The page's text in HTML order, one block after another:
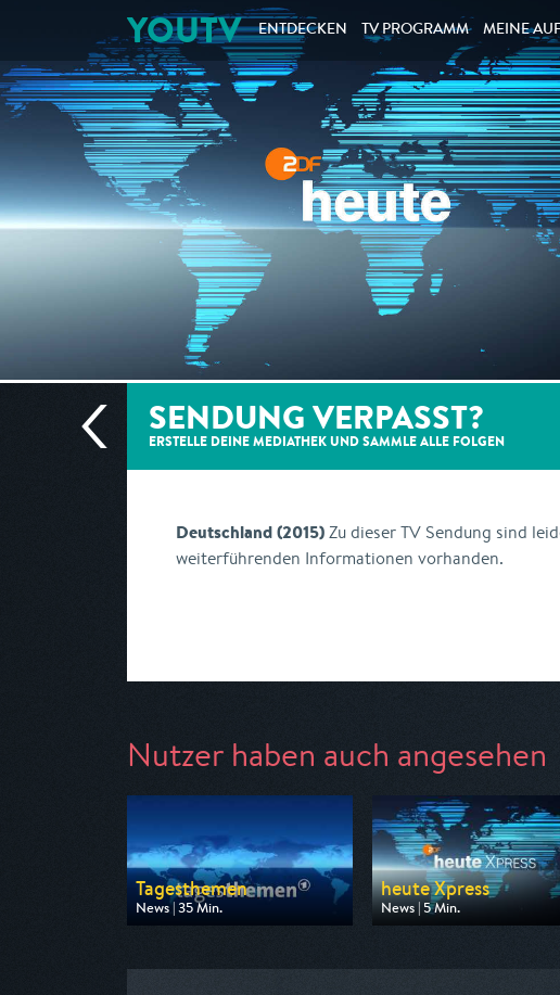
YOUTV ENTDECKEN TV PROGRAMM MEINE
SENDUNG VERPASST?
ERSTELLE DEINE MEDIATHEK UND SAMMLE ALLE FOLGEN
Deutschland (2015)Zu dieser TV Sendung sind
weiterführenden Informationen vorhanden.
Nutzer haben auch angesehen
Tagesthemen
News | 35 Min.
Ausgestrahlt von ARD
heute Xpress
News | 5 Min.
Ausgestrahlt von ZDF